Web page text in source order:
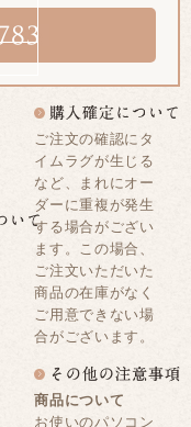
ご注文の確認にタ
イムラグが生じる
など、まれにオー
ダーに重複が発生
する場合がござい
ます。この場合、
ご注文いただいた
商品の在庫がなく
ご用意できない場
合がございます。
商品について
お使いのパソコン